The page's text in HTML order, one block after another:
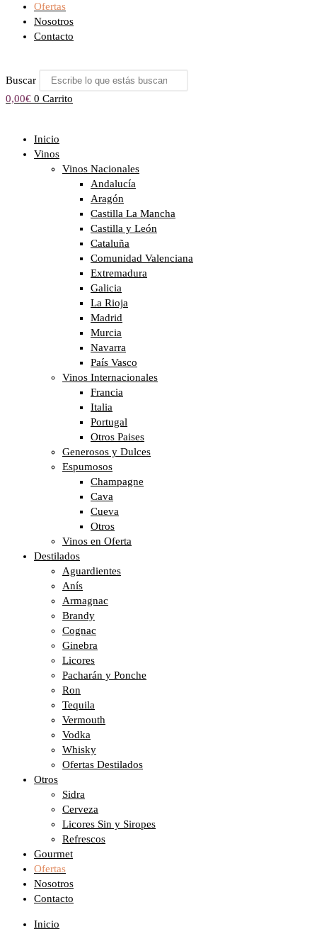
Ofertas
Nosotros
Contacto
Buscar
0,00€ 0 Carrito
Inicio
Vinos
Vinos Nacionales
Andalucía
Aragón
Castilla La Mancha
Castilla y León
Cataluña
Comunidad Valenciana
Extremadura
Galicia
La Rioja
Madrid
Murcia
Navarra
País Vasco
Vinos Internacionales
Francia
Italia
Portugal
Otros Paises
Generosos y Dulces
Espumosos
Champagne
Cava
Cueva
Otros
Vinos en Oferta
Destilados
Aguardientes
Anís
Armagnac
Brandy
Cognac
Ginebra
Licores
Pacharán y Ponche
Ron
Tequila
Vermouth
Vodka
Whisky
Ofertas Destilados
Otros
Sidra
Cerveza
Licores Sin y Siropes
Refrescos
Gourmet
Ofertas
Nosotros
Contacto
Inicio